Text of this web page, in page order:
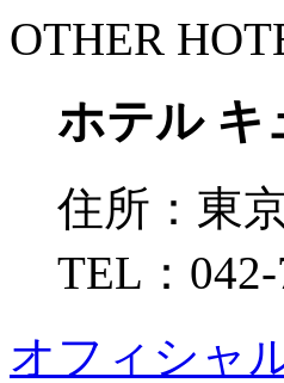
OTHER
ホテル キ
住所： 東
TEL：
オフィシャ